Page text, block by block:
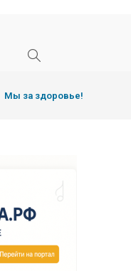
Мы за здоровье!